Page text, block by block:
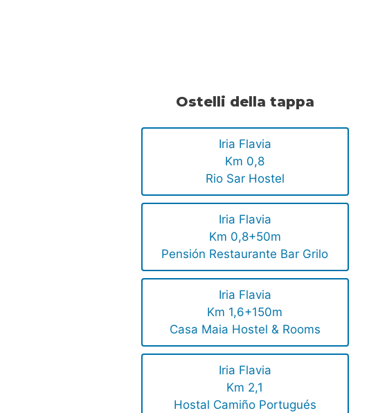
Ostelli della tappa
Iria Flavia
Km 0,8
Rio Sar Hostel
Iria Flavia
Km 0,8+50m
Pensión Restaurante Bar Grilo
Iria Flavia
Km 1,6+150m
Casa Maia Hostel & Rooms
Iria Flavia
Km 2,1
Hostal Camiño Portugués